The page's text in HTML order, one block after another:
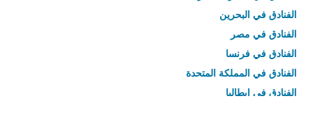
الفنادق في البحرين
الفنادق في مصر
الفنادق في فرنسا
الفنادق في المملكة المتحدة
الفنادق في إيطاليا